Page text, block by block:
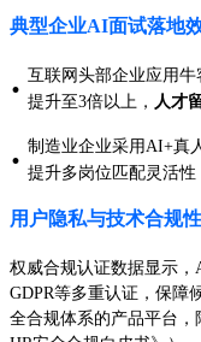
典型企业AI面试落地
· 互联网头部企业应用
提升至3倍以上， 人才
· 制造业企业采用AI+真
提升多岗位匹配灵活性
用户隐私与技术合规性
权威合规认证数据显示，
GDPR等多重认证，保障
全合规体系的产品平台，